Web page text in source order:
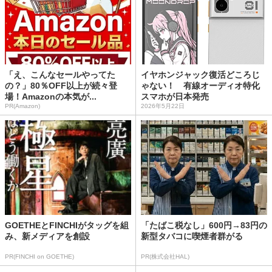
「え、こんなセールやってた
の？」80％OFF以上が続々登
場！Amazonの本気が...
PR(Amazon)
イヤホンジャック復活どころじ
ゃない！ 有線オーディオ特化
スマホが日本発売
2026年5月22日
GOETHEとFINCHIがタッグを組
み、新メディアを創設
PR(FINCHI on GOETHE)
「たばこ税なし」600円→83円の
新型タバコに喫煙者群がる
PR(株式会社HAL)